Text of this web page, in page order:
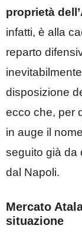
proprietà
infatti, è alla
reparto
disposizione
ecco che, per
in auge il
seguito già da
dal Napoli.
Mercato
situazione